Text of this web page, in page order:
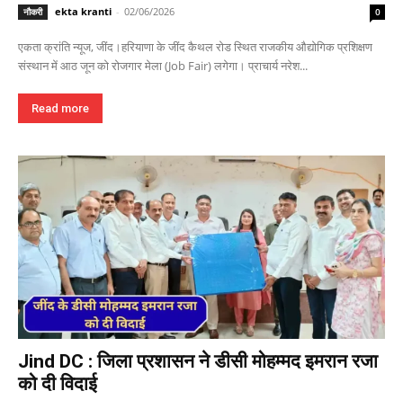
नौकरी ekta kranti - 02/06/2026 0
एकता क्रांति न्यूज, जींद।हरियाणा के जींद कैथल रोड स्थित राजकीय औद्योगिक प्रशिक्षण
संस्थान में आठ जून को रोजगार मेला (Job Fair) लगेगा। प्राचार्य नरेश...
Read more
Jind DC : जिला प्रशासन ने डीसी मोहम्मद इमरान रजा
को दी विदाई